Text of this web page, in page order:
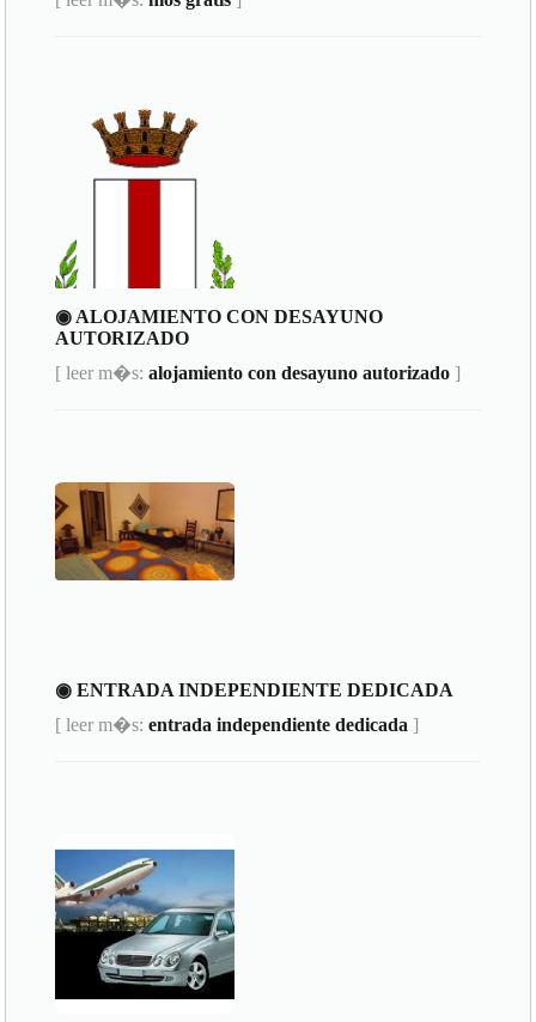
◉ ALOJAMIENTO CON DESAYUNO
AUTORIZADO
[ leer m�s:alojamiento con desayuno autorizado ]
◉ ENTRADA INDEPENDIENTE DEDICADA
[ leer m�s:entrada independiente dedicada ]